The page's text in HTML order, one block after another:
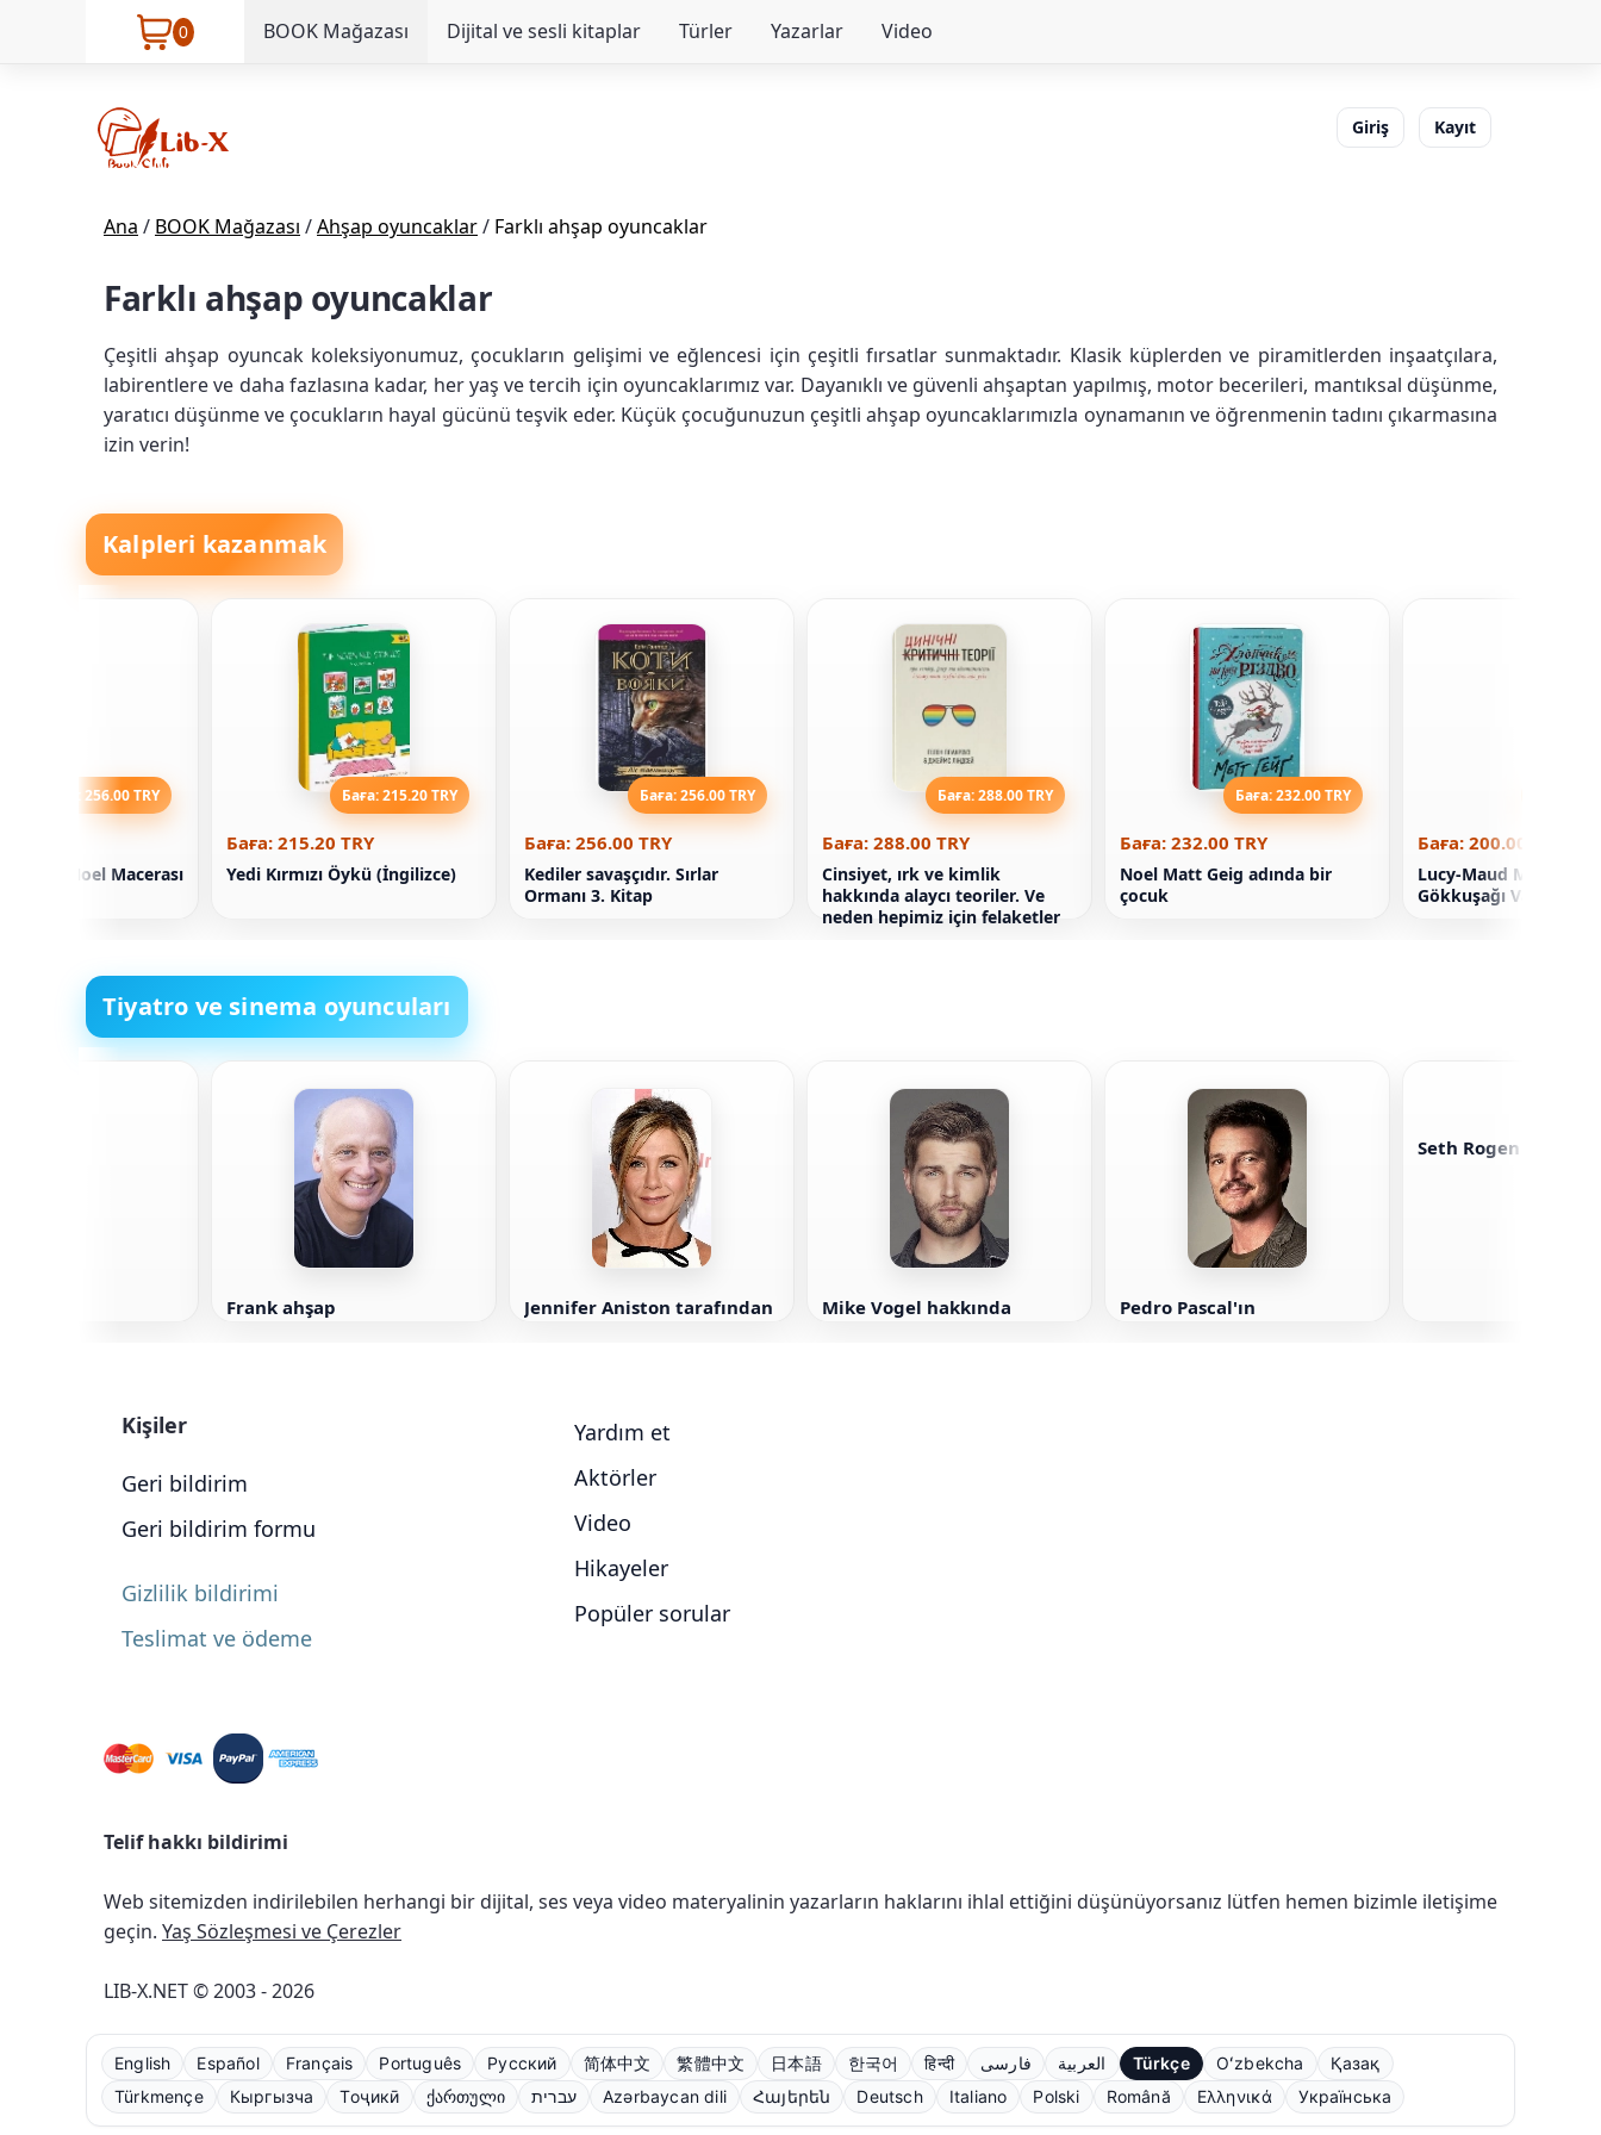
0 BOOK Mağazası Dijital ve sesli kitaplar Türler Yazarlar Video
Giriş Kayıt
Ana / BOOK Mağazası /Ahşap oyuncaklar/ Farklı ahşap oyuncaklar
Farklı ahşap oyuncaklar
Çeşitli ahşap oyuncak koleksiyonumuz, çocukların gelişimi ve eğlencesi için çeşitli fırsatlar sunmaktadır. Klasik küplerden ve piramitlerden inşaatçılara,
labirentlere ve daha fazlasına kadar, her yaş ve tercih için oyuncaklarımız var. Dayanıklı ve güvenli ahşaptan yapılmış, motor becerileri, mantıksal düşünme,
yaratıcı düşünme ve çocukların hayal gücünü teşvik eder. Küçük çocuğunuzun çeşitli ahşap oyuncaklarımızla oynamanın ve öğrenmenin tadını çıkarmasına
izin verin!
Kalpleri kazanmak
Баға: 256.00 TRY
Noel Macerası
Баға: 215.20 TRY
Баға: 215.20 TRY
Yedi Kırmızı Öykü (İngilizce)
Баға: 256.00 TRY
Баға: 256.00 TRY
Kediler savaşçıdır. Sırlar
Ormanı 3. Kitap
Баға: 288.00 TRY
Баға: 288.00 TRY
Cinsiyet, ırk ve kimlik
hakkında alaycı teoriler. Ve
neden hepimiz için felaketler
Баға: 232.00 TRY
Баға: 232.00 TRY
Noel Matt Geig adında bir
çocuk
Баға: 200.00 TRY
Lucy-Maud
Gökkuşağı Vadisi
Tiyatro ve sinema oyuncuları
Frank ahşap Jennifer Aniston tarafından Mike Vogel hakkında Pedro Pascal'ın
Seth Rogen
Kişiler
Geri bildirim
Geri bildirim formu
Gizlilik bildirimi
Teslimat ve ödeme
Yardım et
Aktörler
Video
Hikayeler
Popüler sorular
Telif hakkı bildirimi
Web sitemizden indirilebilen herhangi bir dijital, ses veya video materyalinin yazarların haklarını ihlal ettiğini düşünüyorsanız lütfen hemen bizimle iletişime
geçin. Yaş Sözleşmesi ve Çerezler
LIB-X.NET © 2003 - 2026
English Español Français Português Русский 简体中文 繁體中文 日本語 한국어 हिन्दी فارسی العربية Türkçe Oʻzbekcha
Қазақ
Türkmençe
Кыргызча Тоҷикӣ ქართული עברית Azərbaycan dili Հայերեն Deutsch Italiano Polski Română Ελληνικά Українська